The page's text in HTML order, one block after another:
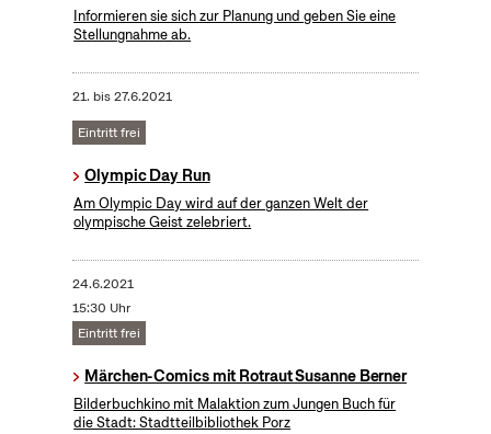
Informieren sie sich zur Planung und geben Sie eine
Stellungnahme ab.
21. bis27.6.2021
Eintritt frei
Olympic Day Run
Am Olympic Day wird auf der ganzen Welt der
olympische Geist zelebriert.
24.6.2021
15:30 Uhr
Eintritt frei
Märchen-Comics mit Rotraut Susanne Berner
Bilderbuchkino mit Malaktion zum Jungen Buch für
die Stadt: Stadtteilbibliothek Porz